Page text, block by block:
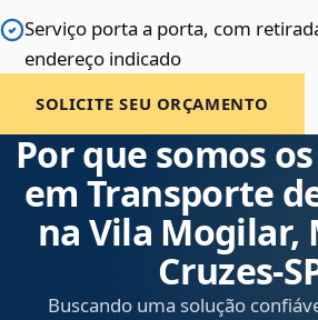
Serviço porta a porta, com
endereço indicado
SOLICITE SEU ORÇAMENTO
Por que somos
em Transporte
na Vila Mogilar,
Buscando uma solução